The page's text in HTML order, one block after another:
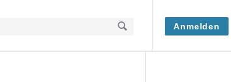
Anmelden
Seitenleiste